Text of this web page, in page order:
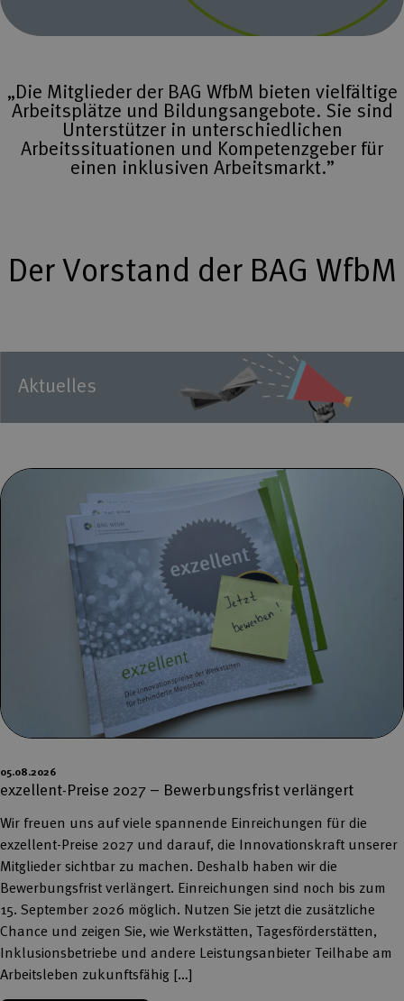
„Die Mitglieder der BAG WfbM bieten vielfältige
Arbeitsplätze und Bildungsangebote. Sie sind
Unterstützer in unterschiedlichen
Arbeitssituationen und Kompetenzgeber für
einen inklusiven Arbeitsmarkt.”
Der Vorstand der BAG WfbM
Aktuelles
05.08.2026
exzellent-Preise 2027 – Bewerbungsfrist verlängert
Wir freuen uns auf viele spannende Einreichungen für die
exzellent-Preise 2027 und darauf, die Innovationskraft unserer
Mitglieder sichtbar zu machen. Deshalb haben wir die
Bewerbungsfrist verlängert. Einreichungen sind noch bis zum
15. September 2026 möglich. Nutzen Sie jetzt die zusätzliche
Chance und zeigen Sie, wie Werkstätten, Tagesförderstätten,
Inklusionsbetriebe und andere Leistungsanbieter Teilhabe am
Arbeitsleben zukunftsfähig […]